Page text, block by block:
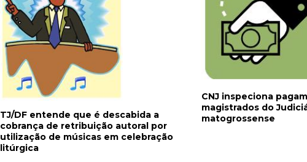
TJ/DF entende que é descabida a
cobrança de retribuição autoral por
utilização de músicas em celebração
litúrgica
CNJ inspeciona
magistrados do
matogrossense